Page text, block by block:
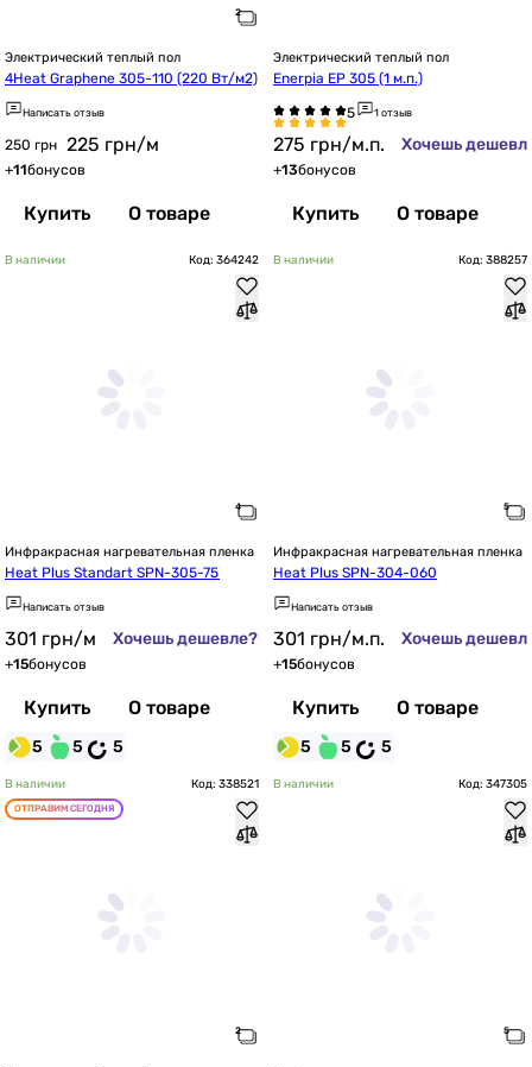
Электрический теплый пол
4Heat Graphene 305-110 (220 Вт/м2)
Написать отзыв
250 грн 225 грн/м
+11бонусов
Купить О товаре
Электрический теплый пол
Enerpia EP 305 (1 м.п.)
1 отзыв
275 грн/м.п. Хочешь
+13бонусов
Купить О товаре
В наличии Код: 364242
Инфракрасная нагревательная пленка
Heat Plus Standart SPN-305-75
Написать отзыв
301 грн/м Хочешь дешевле?
+15бонусов
Купить О товаре
5 5 5
В наличии Код: 388257
Инфракрасная нагревательная пленка
Heat Plus SPN-304-060
Написать отзыв
301 грн/м.п. Хочешь
+15бонусов
Купить О товаре
5 5 5
В наличии Код: 338521
ОТПРАВИМ СЕГОДНЯ
В наличии Код: 347305